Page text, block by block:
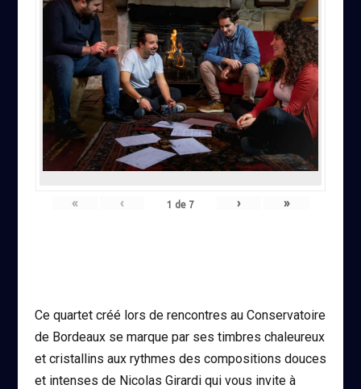
« ‹ 1 de 7 › »
Ce quartet créé lors de rencontres au Conservatoire
de Bordeaux se marque par ses timbres chaleureux
et cristallins aux rythmes des compositions douces
et intenses de Nicolas Girardi qui vous invite à